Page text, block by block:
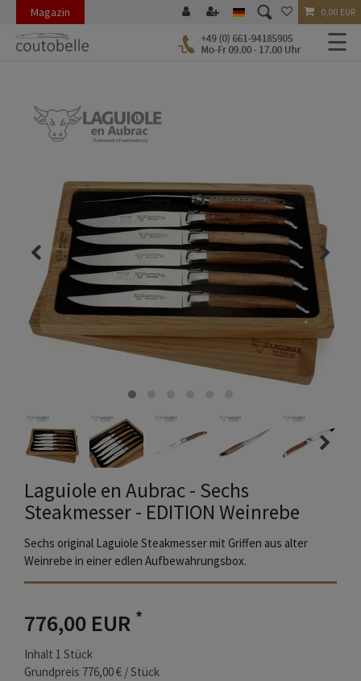
Magazin 0,00 EUR
☰
Laguiole en Aubrac - Sechs
Steakmesser - EDITION Weinrebe
Sechs original Laguiole Steakmesser mit Griffen aus alter
Weinrebe in einer edlen Aufbewahrungsbox.
776,00 EUR *
Inhalt 1 Stück
Grundpreis 776,00 € / Stück